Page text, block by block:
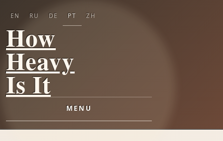
How
Heavy
Is It
MENU
EN RU DE PT ZH